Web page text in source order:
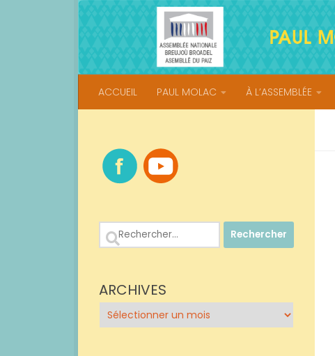
Skip to content
ACCUEIL PAUL MOLAC À L’ASSEMBLÉE
Rechercher :
ARCHIVES
Archives